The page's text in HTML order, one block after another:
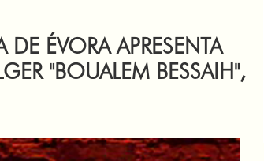
ÉVORA APRESENTA
"BOUALEM BESSAIH",